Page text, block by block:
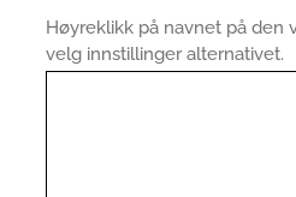
Høyreklikk på navnet på den
velg innstillinger alternativet.